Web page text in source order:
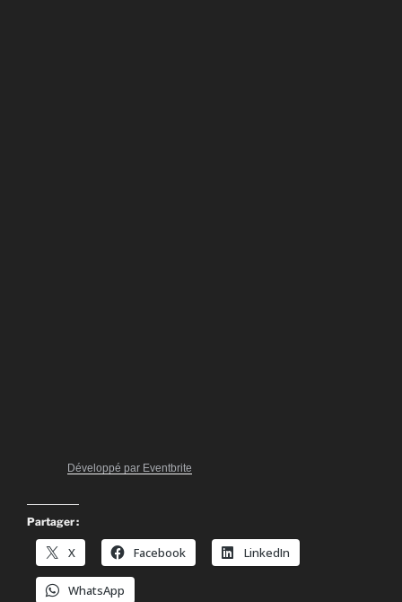
Développé par Eventbrite
Partager :
X Facebook LinkedIn
WhatsApp